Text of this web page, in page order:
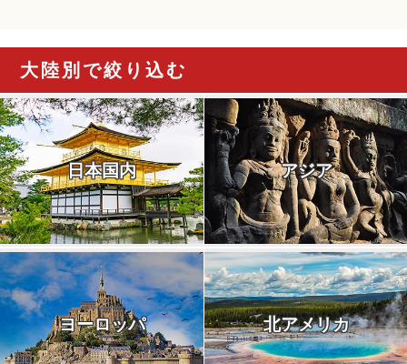
大陸別で絞り込む
日本国内 アジア
ヨーロッパ 北アメリカ